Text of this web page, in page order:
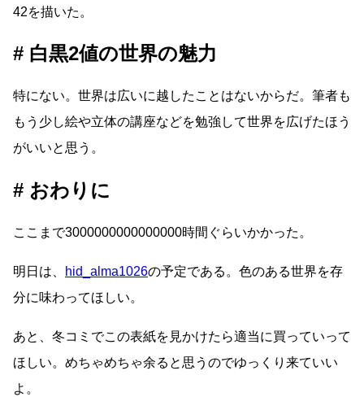
42を描いた。
白黒2値の世界の魅力
特にない。世界は広いに越したことはないからだ。筆者も
もう少し絵や立体の講座などを勉強して世界を広げたほう
がいいと思う。
おわりに
ここまで3000000000000000時間ぐらいかかった。
明日は、 hid_alma1026の予定である。色のある世界を存
分に味わってほしい。
あと、冬コミでこの表紙を見かけたら適当に買っていって
ほしい。めちゃめちゃ余ると思うのでゆっくり来ていい
よ。